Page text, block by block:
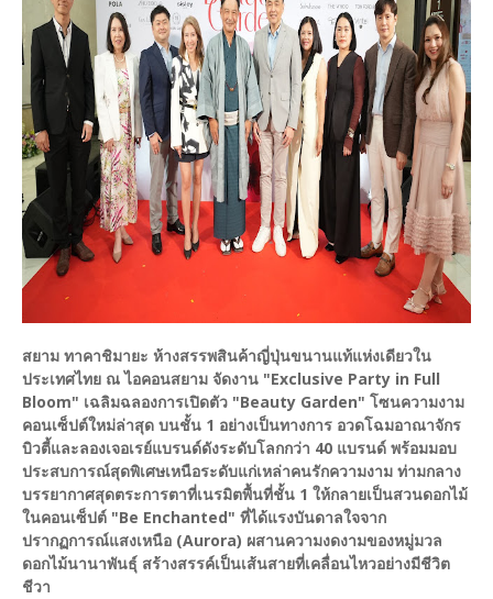
สยาม ทาคาชิมายะ ห้างสรรพสินค้าญี่ปุ่นขนานแท้แห่งเดียวใน
ประเทศไทย ณ ไอคอนสยาม จัดงาน "Exclusive Party in Full
Bloom" เฉลิมฉลองการเปิดตัว "Beauty Garden" โซนความงาม
คอนเซ็ปต์ใหม่ล่าสุด บนชั้น 1 อย่างเป็นทางการ อวดโฉมอาณาจักร
บิวตี้และลองเจอเรย์แบรนด์ดังระดับโลกกว่า 40 แบรนด์ พร้อมมอบ
ประสบการณ์สุดพิเศษเหนือระดับแก่เหล่าคนรักความงาม ท่ามกลาง
บรรยากาศสุดตระการตาที่เนรมิตพื้นที่ชั้น 1 ให้กลายเป็นสวนดอกไม้
ในคอนเซ็ปต์ "Be Enchanted" ที่ได้แรงบันดาลใจจาก
ปรากฏการณ์แสงเหนือ (Aurora) ผสานความงดงามของหมู่มวล
ดอกไม้นานาพันธุ์ สร้างสรรค์เป็นเส้นสายที่เคลื่อนไหวอย่างมีชีวิต
ชีวา